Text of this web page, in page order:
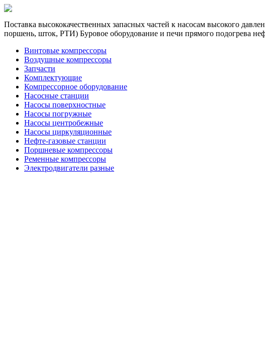
Поставка высококачественных запасных частей к насосам высокого
поршень, шток, РТИ) Буровое оборудование и печи прямого подогрева
Винтовые компрессоры
Воздушные компрессоры
Запчасти
Комплектующие
Компрессорное оборудование
Насосные станции
Насосы поверхностные
Насосы погружные
Насосы центробежные
Насосы циркуляционные
Нефте-газовые станции
Поршневые компрессоры
Ременные компрессоры
Электродвигатели разные